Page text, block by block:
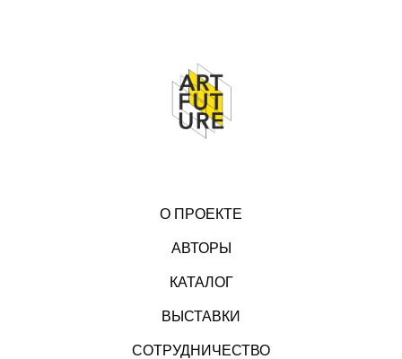
О ПРОЕКТЕ
АВТОРЫ
КАТАЛОГ
ВЫСТАВКИ
СОТРУДНИЧЕСТВО